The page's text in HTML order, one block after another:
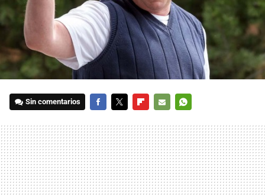
Sin comentarios
MAIL